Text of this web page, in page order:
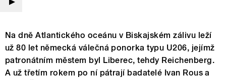
Na dně Atlantického oceánu v Biskajském zálivu leží
už 80 let německá válečná ponorka typu U206, jejímž
patronátním městem byl Liberec, tehdy Reichenberg.
A už třetím rokem po ní pátrají badatelé Ivan Rous a